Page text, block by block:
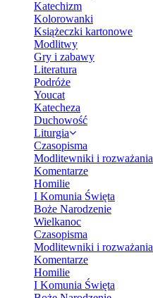
Katechizm
Kolorowanki
Książeczki kartonowe
Modlitwy
Gry i zabawy
Literatura
Podróże
Youcat
Katecheza
Duchowość
Liturgia
Czasopisma
Modlitewniki i rozważania
Komentarze
Homilie
I Komunia Święta
Boże Narodzenie
Wielkanoc
Czasopisma
Modlitewniki i rozważania
Komentarze
Homilie
I Komunia Święta